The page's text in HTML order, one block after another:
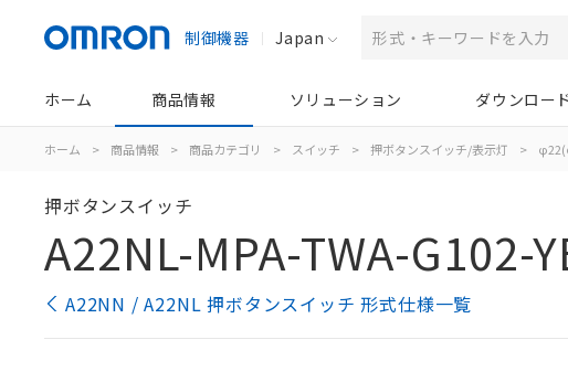
制御機器 Japan
ホーム 商品情報 ソリューション ダウンロード
ホーム > 商品情報 > 商品カテゴリ > スイッチ > 押ボタンスイッチ/表示灯 >
押ボタンスイッチ
A22NL-MPA-TWA-G102-
A22NN / A22NL 押ボタンスイッチ 形式仕様一覧